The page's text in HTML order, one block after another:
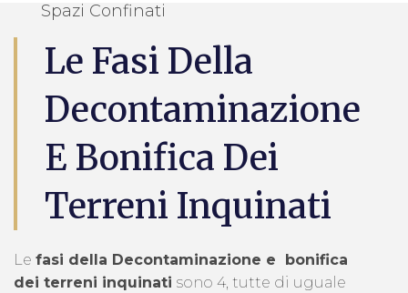
Spazi Confinati
Le Fasi Della
Decontaminazione
E Bonifica Dei
Terreni Inquinati
Le fasi della Decontaminazione e bonifica
dei terreni inquinati sono 4, tutte di uguale